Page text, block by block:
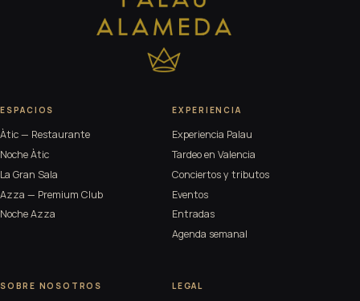
ESPACIOS
Àtic — Restaurante
Noche Àtic
La Gran Sala
Azza — Premium Club
Noche Azza
EXPERIENCIA
Experiencia Palau
Tardeo en Valencia
Conciertos y tributos
Eventos
Entradas
Agenda semanal
SOBRE NOSOTROS LEGAL